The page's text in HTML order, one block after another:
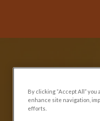
vétérinaire Epars
By clicking “Accept All”
enhance site navigation,
efforts.